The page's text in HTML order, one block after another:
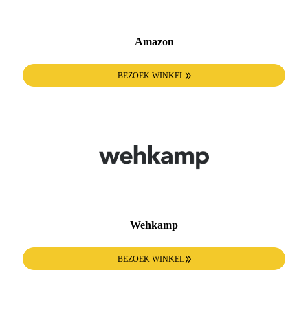
Amazon
BEZOEK WINKEL
Wehkamp
BEZOEK WINKEL